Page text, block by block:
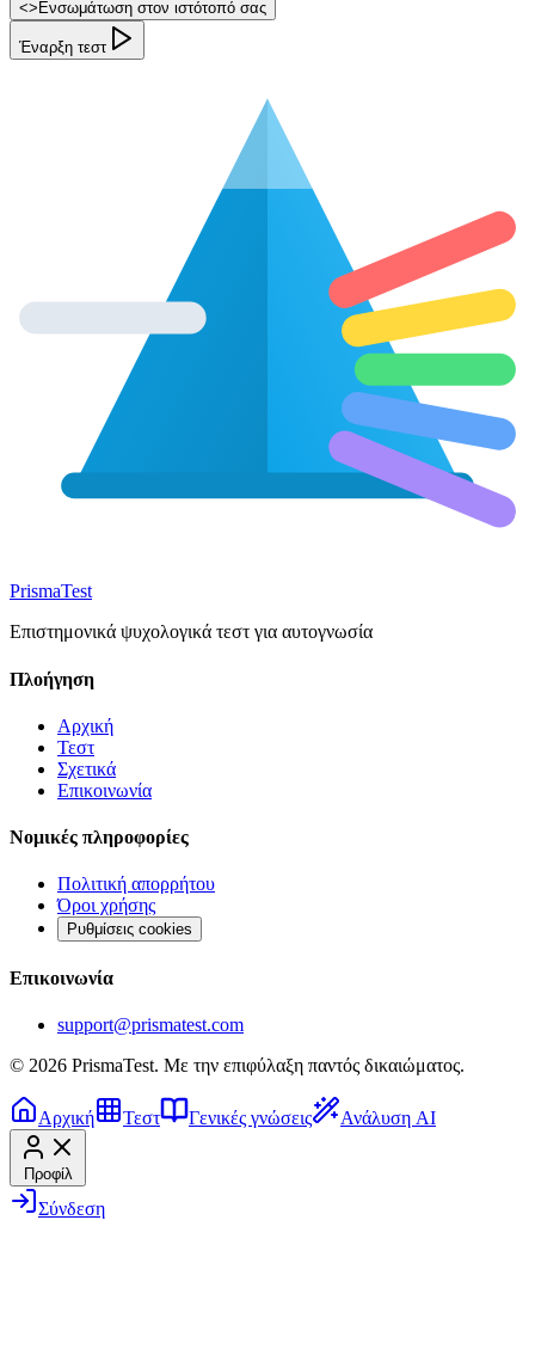
<> Ενσωμάτωση στον ιστότοπό σας
Έναρξη τεστ
PrismaTest
Επιστημονικά ψυχολογικά τεστ για αυτογνωσία
Πλοήγηση
Αρχική
Τεστ
Σχετικά
Επικοινωνία
Νομικές πληροφορίες
Πολιτική απορρήτου
Όροι χρήσης
Ρυθμίσεις cookies
Επικοινωνία
support@prismatest.com
© 2026 PrismaTest. Με την επιφύλαξη παντός δικαιώματος.
Αρχική Τεστ Γενικές γνώσεις Ανάλυση AI
Προφίλ
Σύνδεση